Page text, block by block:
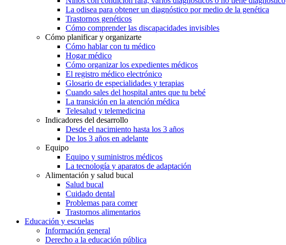
La odisea para obtener un diagnóstico por medio de la genética
Trastornos genéticos
Cómo comprender las discapacidades invisibles
Cómo planificar y organizarte
Cómo hablar con tu médico
Hogar médico
Cómo organizar los expedientes médicos
El registro médico electrónico
Glosario de especialidades y terapias
Cuando sales del hospital antes que tu bebé
La transición en la atención médica
Telesalud y telemedicina
Indicadores del desarrollo
Desde el nacimiento hasta los 3 años
De los 3 años en adelante
Equipo
Equipo y suministros médicos
La tecnología y aparatos de adaptación
Alimentación y salud bucal
Salud bucal
Cuidado dental
Problemas para comer
Trastornos alimentarios
Educación y escuelas
Información general
Derecho a la educación pública